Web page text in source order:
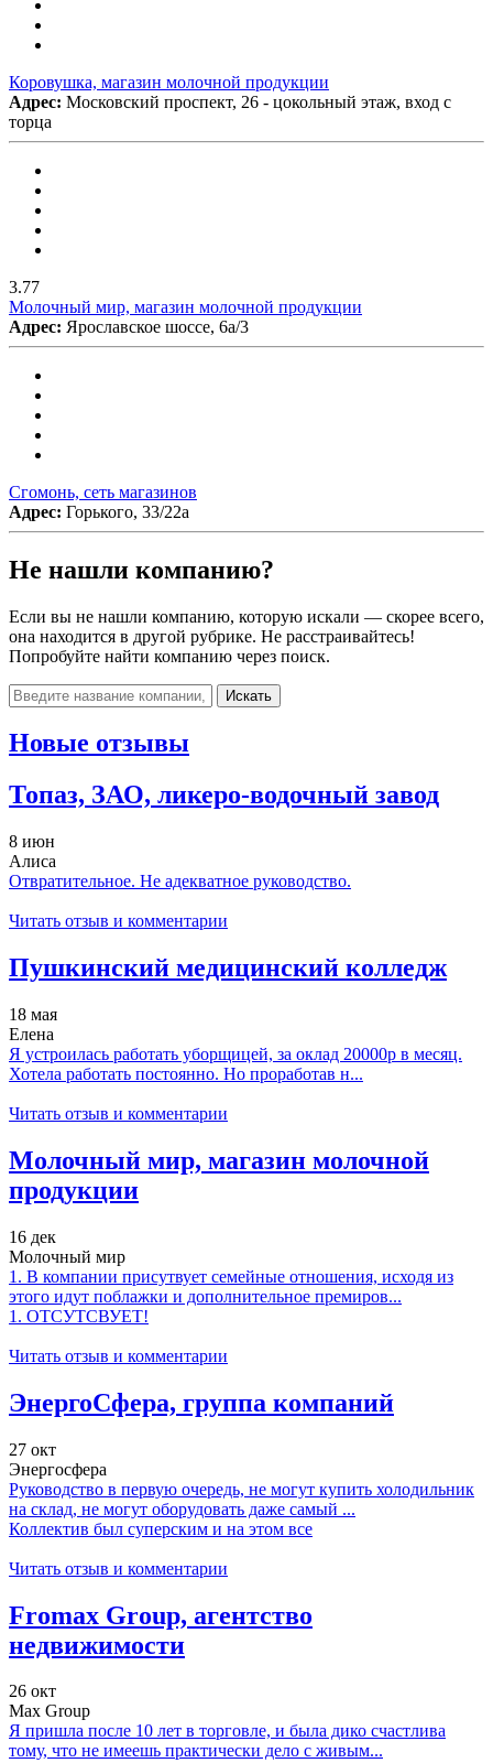
Коровушка, магазин молочной продукции
Адрес: Московский проспект, 26 - цокольный этаж, вход с
торца
3.77
Молочный мир, магазин молочной продукции
Адрес: Ярославское шоссе, 6а/3
Сгомонь, сеть магазинов
Адрес: Горького, 33/22а
Не нашли компанию?
Если вы не нашли компанию, которую искали — скорее всего,
она находится в другой рубрике. Не расстраивайтесь!
Попробуйте найти компанию через поиск.
Искать
Новые отзывы
Топаз, ЗАО, ликеро-водочный завод
8 июн
Алиса
Отвратительное. Не адекватное руководство.
Читать отзыв и комментарии
Пушкинский медицинский колледж
18 мая
Елена
Я устроилась работать уборщицей, за оклад 20000р в месяц.
Хотела работать постоянно. Но проработав н...
Читать отзыв и комментарии
Молочный мир, магазин молочной
продукции
16 дек
Молочный мир
1. В компании присутвует семейные отношения, исходя из
этого идут поблажки и дополнительное премиров...
1. ОТСУТСВУЕТ!
Читать отзыв и комментарии
ЭнергоСфера, группа компаний
27 окт
Энергосфера
Руководство в первую очередь, не могут купить холодильник
на склад, не могут оборудовать даже самый ...
Коллектив был суперским и на этом все
Читать отзыв и комментарии
Fromax Group, агентство
недвижимости
26 окт
Max Group
Я пришла после 10 лет в торговле, и была дико счастлива
тому, что не имеешь практически дело с живым...